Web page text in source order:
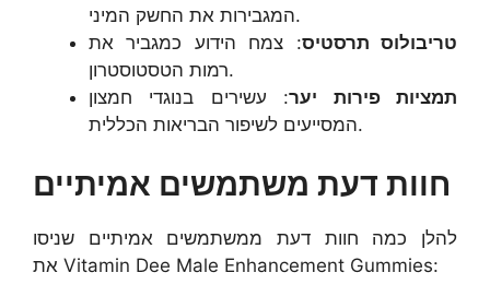
המגבירות את החשק המיני.
טריבולוס תרסטיס: צמח הידוע כמגביר את
רמות הטסטוסטרון.
תמציות פירות יער: עשירים בנוגדי חמצון
המסייעים לשיפור הבריאות הכללית.
חוות דעת משתמשים אמיתיים
להלן כמה חוות דעת ממשתמשים אמיתיים שניסו
את Vitamin Dee Male Enhancement Gummies: